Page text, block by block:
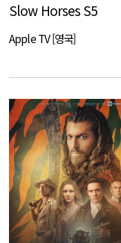
Slow Horses S5
Apple TV [영국]